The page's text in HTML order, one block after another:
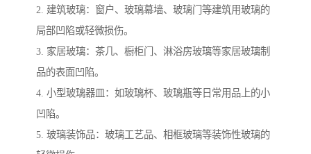
2. 建筑玻璃：窗户、玻璃幕墙、玻璃门等建筑用玻璃的
局部凹陷或轻微损伤。
3. 家居玻璃：茶几、橱柜门、淋浴房玻璃等家居玻璃制
品的表面凹陷。
4. 小型玻璃器皿：如玻璃杯、玻璃瓶等日常用品上的小
凹陷。
5. 玻璃装饰品：玻璃工艺品、相框玻璃等装饰性玻璃的